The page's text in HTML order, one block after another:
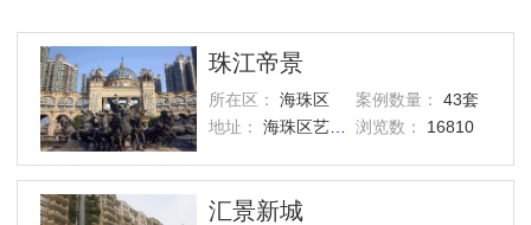
珠江帝景
所在区： 海珠区 案例数量：
43套
地址：
海珠区艺洲路灏景街1号 浏览数： 16810
汇景新城